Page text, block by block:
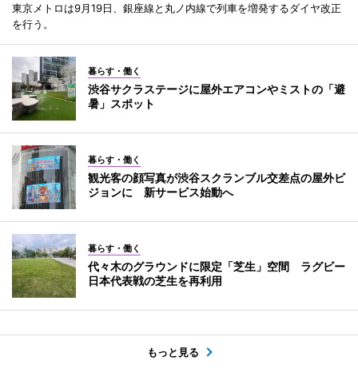
東京メトロは9月19日、銀座線と丸ノ内線で列車を増発するダイヤ改正
を行う。
暮らす・働く
渋谷サクラステージに屋外エアコンやミストの「避
暑」スポット
暮らす・働く
観光客の顔写真が渋谷スクランブル交差点の屋外ビ
ジョンに 新サービス始動へ
暮らす・働く
代々木のグラウンドに限定「芝生」空間 ラグビー
日本代表戦の芝生を再利用
もっと見る